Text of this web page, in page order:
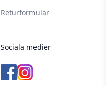
Returformulär
Sociala medier